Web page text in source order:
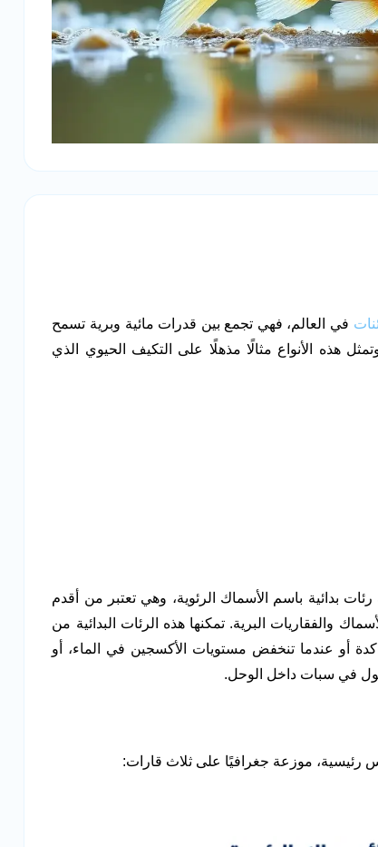
في العالم، فهي تجمع بين قدرات مائية وبرية تسمح
هذه الأنواع مثالًا مذهلًا على التكيف الحيوي الذي
رئات بدائية باسم الأسماك الرئوية، وهي تعتبر من أقدم
والفقاريات البرية. تمكنها هذه الرئات البدائية من
أو عندما تنخفض مستويات الأكسجين في الماء، أو
في سبات داخل الوحل.
رئيسية، موزعة جغرافيًا على ثلاث قارات: